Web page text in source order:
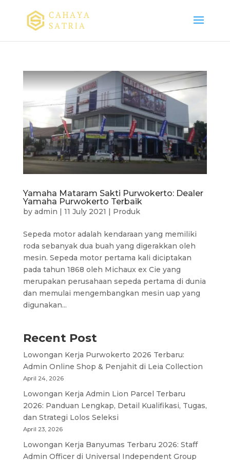
Yamaha Mataram Sakti Purwokerto: Dealer
Yamaha Purwokerto Terbaik
by admin | 11 July 2021 | Produk
Sepeda motor adalah kendaraan yang memiliki
roda sebanyak dua buah yang digerakkan oleh
mesin. Sepeda motor pertama kali diciptakan
pada tahun 1868 oleh Michaux ex Cie yang
merupakan perusahaan sepeda pertama di dunia
dan memulai mengembangkan mesin uap yang
digunakan...
Recent Post
Lowongan Kerja Purwokerto 2026 Terbaru:
Admin Online Shop & Penjahit di Leia Collection
April 24, 2026
Lowongan Kerja Admin Lion Parcel Terbaru
2026: Panduan Lengkap, Detail Kualifikasi, Tugas,
dan Strategi Lolos Seleksi
April 23, 2026
Lowongan Kerja Banyumas Terbaru 2026: Staff
Admin Officer di Universal Independent Group